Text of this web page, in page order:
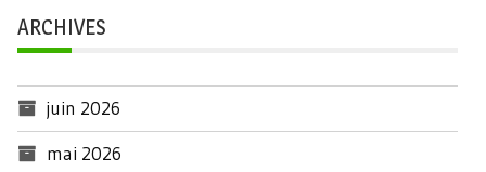
ARCHIVES
juin 2026
mai 2026